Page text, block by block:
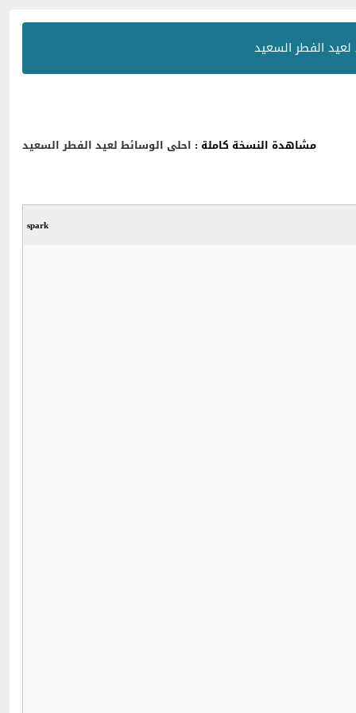
الفطر السعيد
مشاهدة النسخة كاملة : احلى الوسائط لعيد الفطر السعيد
spark